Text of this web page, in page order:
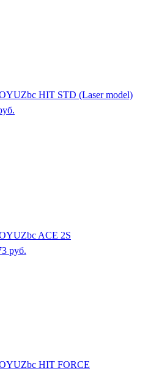
HIT STD (Laser model)
ACE 2S
руб.
HIT FORCE